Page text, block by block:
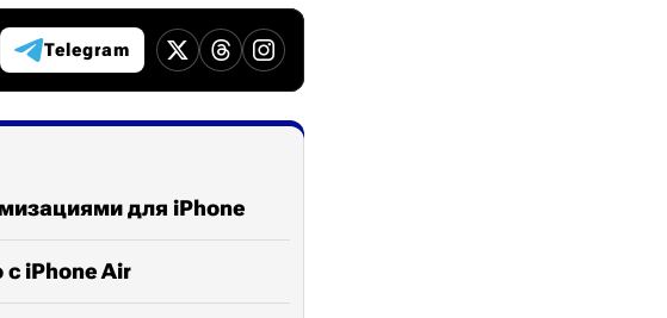
Telegram
для iPhone
iPhone Air